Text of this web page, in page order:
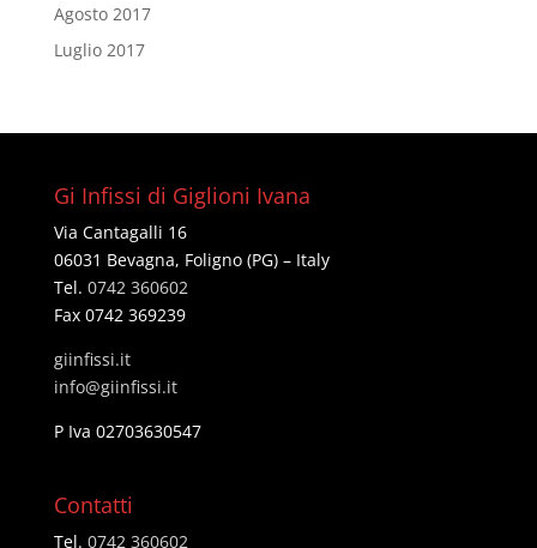
Agosto 2017
Luglio 2017
Gi Infissi di Giglioni Ivana
Via Cantagalli 16
06031 Bevagna, Foligno (PG) – Italy
Tel. 0742 360602
Fax 0742 369239
giinfissi.it
ti.issifniig
@ofni
P Iva 02703630547
Contatti
Tel. 0742 360602